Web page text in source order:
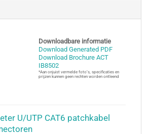
Downloadbare informatie
Download Generated PDF
Download Brochure ACT
IB8502
*Aan onjuist vermelde foto’s, specificaties en
prijzen kunnen geen rechten worden ontleend
U/UTP CAT6 patchkabel